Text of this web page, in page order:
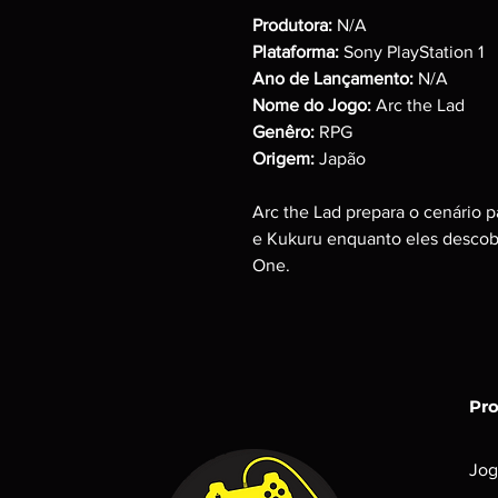
Produtora: N/A
Plataforma: Sony PlayStation 1
Ano de Lançamento: N/A
Nome do Jogo: Arc the Lad
Genêro: RPG
Origem: Japão
Arc the Lad prepara o cenário
e Kukuru enquanto eles
One.